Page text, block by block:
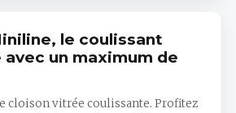
le coulissant
un maximum de
cloison vitrée coulissante. Profitez